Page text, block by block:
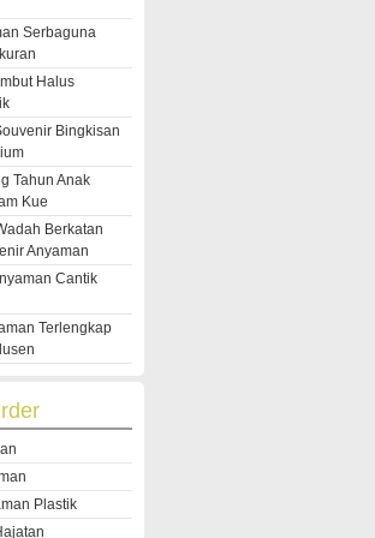
Serbaguna
Halus
Bingkisan
Tahun Anak
Kue
Berkatan
Anyaman
Cantik
Terlengkap
Plastik